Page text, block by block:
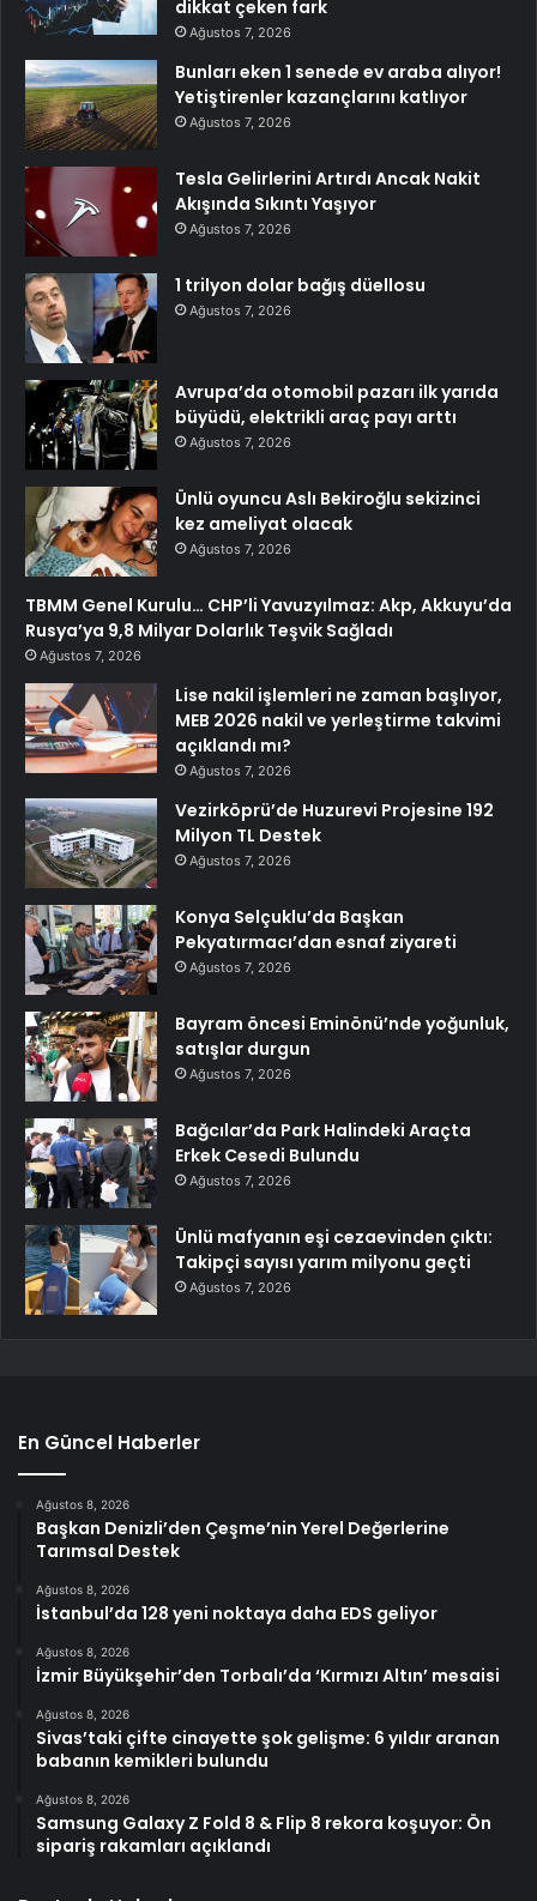
dikkat çeken fark
Ağustos 7, 2026
Bunları eken 1 senede ev araba alıyor!
Yetiştirenler kazançlarını katlıyor
Ağustos 7, 2026
Tesla Gelirlerini Artırdı Ancak Nakit
Akışında Sıkıntı Yaşıyor
Ağustos 7, 2026
1 trilyon dolar bağış düellosu
Ağustos 7, 2026
Avrupa’da otomobil pazarı ilk yarıda
büyüdü, elektrikli araç payı arttı
Ağustos 7, 2026
Ünlü oyuncu Aslı Bekiroğlu sekizinci
kez ameliyat olacak
Ağustos 7, 2026
TBMM Genel Kurulu… CHP’li Yavuzyılmaz: Akp, Akkuyu’da
Rusya’ya 9,8 Milyar Dolarlık Teşvik Sağladı
Ağustos 7, 2026
Lise nakil işlemleri ne zaman başlıyor,
MEB 2026 nakil ve yerleştirme takvimi
açıklandı mı?
Ağustos 7, 2026
Vezirköprü’de Huzurevi Projesine 192
Milyon TL Destek
Ağustos 7, 2026
Konya Selçuklu’da Başkan
Pekyatırmacı’dan esnaf ziyareti
Ağustos 7, 2026
Bayram öncesi Eminönü’nde yoğunluk,
satışlar durgun
Ağustos 7, 2026
Bağcılar’da Park Halindeki Araçta
Erkek Cesedi Bulundu
Ağustos 7, 2026
Ünlü mafyanın eşi cezaevinden çıktı:
Takipçi sayısı yarım milyonu geçti
Ağustos 7, 2026
En Güncel Haberler
Ağustos 8, 2026
Başkan Denizli’den Çeşme’nin Yerel Değerlerine
Tarımsal Destek
Ağustos 8, 2026
İstanbul’da 128 yeni noktaya daha EDS geliyor
Ağustos 8, 2026
İzmir Büyükşehir’den Torbalı’da ‘Kırmızı Altın’ mesaisi
Ağustos 8, 2026
Sivas’taki çifte cinayette şok gelişme: 6 yıldır aranan
babanın kemikleri bulundu
Ağustos 8, 2026
Samsung Galaxy Z Fold 8 & Flip 8 rekora koşuyor: Ön
sipariş rakamları açıklandı